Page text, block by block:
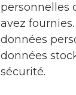
personnelles
avez
données
données
sécurité.